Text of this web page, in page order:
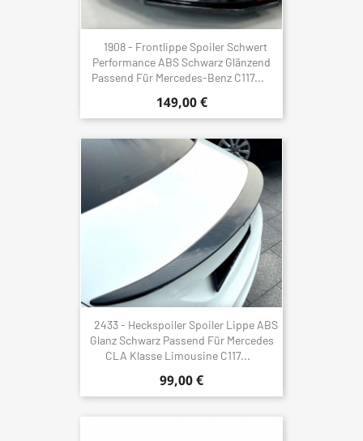
1908 - Frontlippe Spoiler Schwert
Performance ABS Schwarz Glänzend
Passend Für Mercedes-Benz C117...
149,00 €
2433 - Heckspoiler Spoiler Lippe ABS
Glanz Schwarz Passend Für Mercedes
CLA Klasse Limousine C117...
99,00 €